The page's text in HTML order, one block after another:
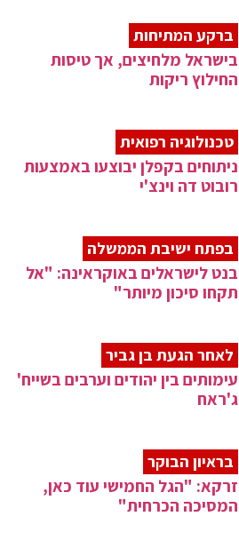
ברקע המתיחות
בישראל מלחיצים, אך טיסות
החילוץ ריקות
טכנולוגיה רפואית
ניתוחים בקפלן יבוצעו באמצעות
רובוט דה וינצ'י
בפתח ישיבת הממשלה
בנט לישראלים באוקראינה: "אל
תקחו סיכון מיותר"
לאחר הגעת בן גביר
עימותים בין יהודים וערבים בשייח'
ג'ראח
בראיון הבוקר
זרקא: "הגל החמישי עוד כאן,
המסיכה הכרחית"